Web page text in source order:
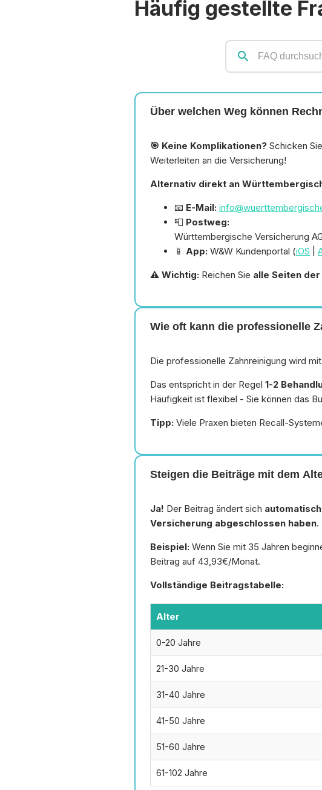
Häufig gestellte
search
Über welchen Weg können
🎯 Keine Komplikationen? Schicken
Weiterleiten an die Versicherung!
Alternativ direkt an
📧 E-Mail:
📮 Postweg:
Württembergische Versicherung
📱 App: W&W Kundenportal (iOS
⚠️ Wichtig: Reichen Sie alle Seiten der
Wie oft kann die professionelle
Die professionelle Zahnreinigung wird mit
Das entspricht in der Regel 1-2
Häufigkeit ist flexibel - Sie können das
Tipp: Viele Praxen bieten Recall-
Steigen die Beiträge mit dem
Ja! Der Beitrag ändert sich automatisch
Versicherung abgeschlossen haben.
Beispiel: Wenn Sie mit 35 Jahren
Beitrag auf 43,93€/Monat.
Vollständige Beitragstabelle:
Alter
0-20 Jahre
21-30 Jahre
31-40 Jahre
41-50 Jahre
51-60 Jahre
61-102 Jahre